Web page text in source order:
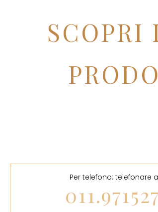
SCOPRI
Per telefono: telefonare